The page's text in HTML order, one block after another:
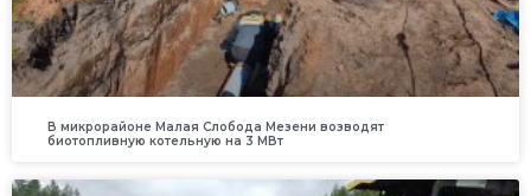
В микрорайоне Малая Слобода Мезени возводят
биотопливную котельную на 3 МВт